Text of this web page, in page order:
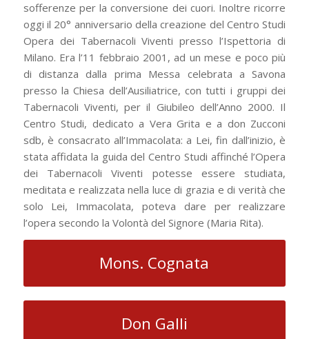
sofferenze per la conversione dei cuori. Inoltre ricorre
oggi il 20° anniversario della creazione del Centro Studi
Opera dei Tabernacoli Viventi presso l’Ispettoria di
Milano. Era l’11 febbraio 2001, ad un mese e poco più
di distanza dalla prima Messa celebrata a Savona
presso la Chiesa dell’Ausiliatrice, con tutti i gruppi dei
Tabernacoli Viventi, per il Giubileo dell’Anno 2000. Il
Centro Studi, dedicato a Vera Grita e a don Zucconi
sdb, è consacrato all’Immacolata: a Lei, fin dall’inizio, è
stata affidata la guida del Centro Studi affinché l’Opera
dei Tabernacoli Viventi potesse essere studiata,
meditata e realizzata nella luce di grazia e di verità che
solo Lei, Immacolata, poteva dare per realizzare
l’opera secondo la Volontà del Signore (Maria Rita).
Mons. Cognata
Don Galli